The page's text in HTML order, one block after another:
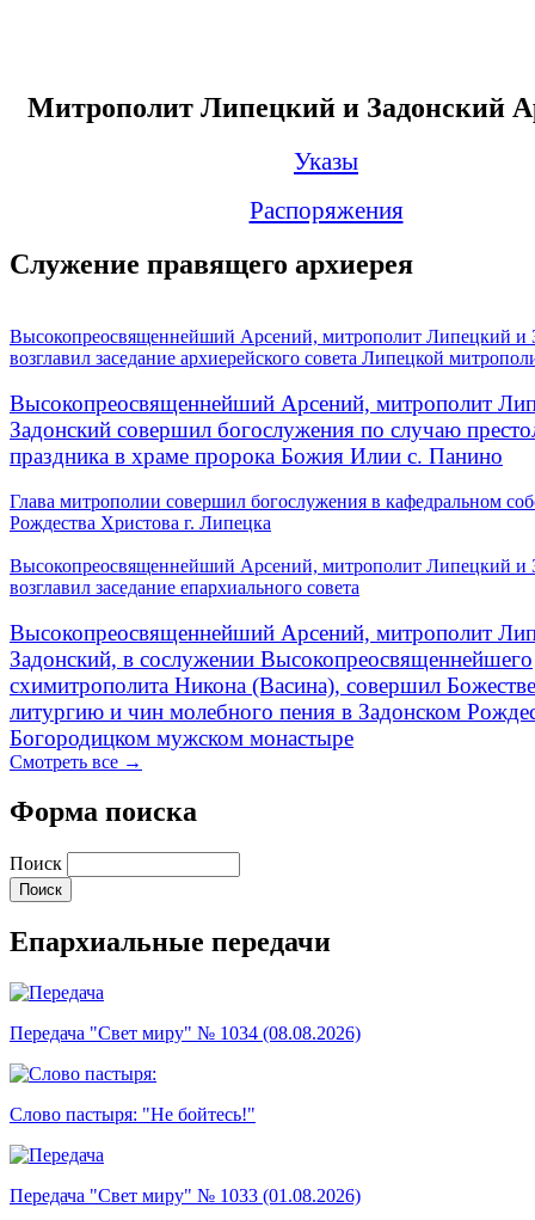
Митрополит Липецкий и Задонский
Указы
Распоряжения
Служение правящего архиерея
Высокопреосвященнейший Арсений, митрополит Липецкий и
возглавил заседание архиерейского совета Липецкой
Высокопреосвященнейший Арсений, митрополит
Задонский совершил богослужения по случаю
праздника в храме пророка Божия Илии с. Панино
Глава митрополии совершил богослужения в кафедральном
Рождества Христова г. Липецка
Высокопреосвященнейший Арсений, митрополит Липецкий и
возглавил заседание епархиального совета
Высокопреосвященнейший Арсений, митрополит
Задонский, в сослужении Высокопреосвященнейшего
схимитрополита Никона (Васина), совершил
литургию и чин молебного пения в Задонском
Богородицком мужском монастыре
Смотреть все →
Форма поиска
Поиск
Епархиальные передачи
Передача "Свет миру" № 1034 (08.08.2026)
Слово пастыря: "Не бойтесь!"
Передача "Свет миру" № 1033 (01.08.2026)